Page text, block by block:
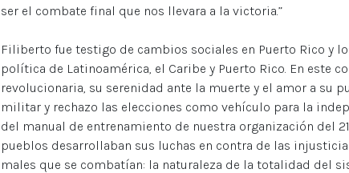
ser el combate final que nos llevara a la victoria.”
Filiberto fue testigo de cambios sociales en Puerto Rico y
política de Latinoamérica, el Caribe y Puerto Rico. En este
revolucionaria, su serenidad ante la muerte y el amor a su
militar y rechazo las elecciones como vehículo para la
del manual de entrenamiento de nuestra organización del
pueblos desarrollaban sus luchas en contra de las
males que se combatían: la naturaleza de la totalidad del